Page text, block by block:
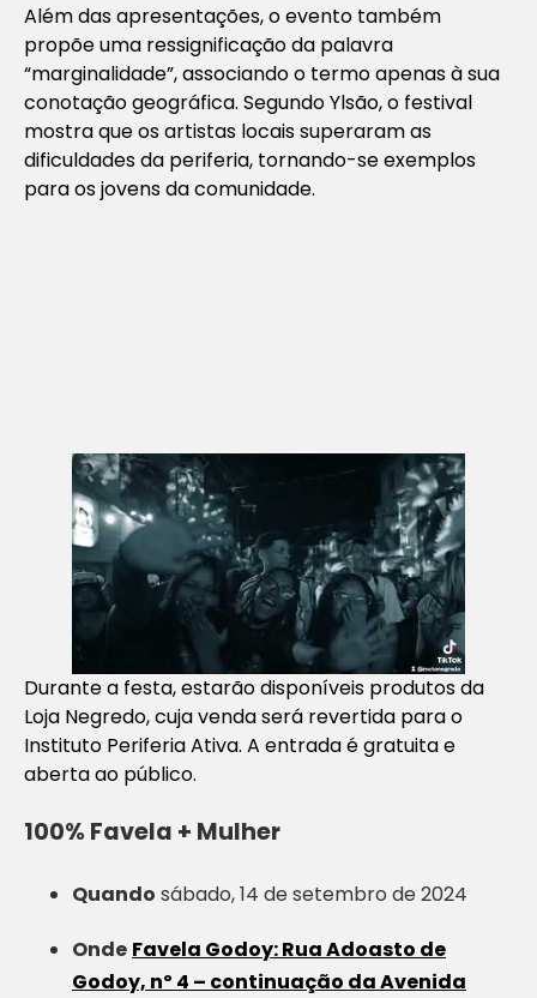
Além das apresentações, o evento também
propõe uma ressignificação da palavra
“marginalidade”, associando o termo apenas à sua
conotação geográfica. Segundo Ylsão, o festival
mostra que os artistas locais superaram as
dificuldades da periferia, tornando-se exemplos
para os jovens da comunidade.
Durante a festa, estarão disponíveis produtos da
Loja Negredo, cuja venda será revertida para o
Instituto Periferia Ativa. A entrada é gratuita e
aberta ao público.
100% Favela + Mulher
Quando sábado, 14 de setembro de 2024
Onde Favela Godoy: Rua Adoasto de
Godoy, nº 4 – continuação da Avenida